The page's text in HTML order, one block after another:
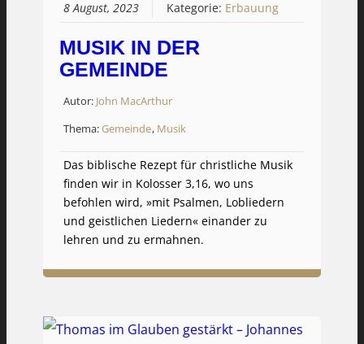
8 August, 2023 Kategorie: Erbauung
MUSIK IN DER
GEMEINDE
Autor: John MacArthur
Thema:Gemeinde, Musik
Das biblische Rezept für christliche Musik
finden wir in Kolosser 3,16, wo uns
befohlen wird, »mit Psalmen, Lobliedern
und geistlichen Liedern« einander zu
lehren und zu ermahnen.